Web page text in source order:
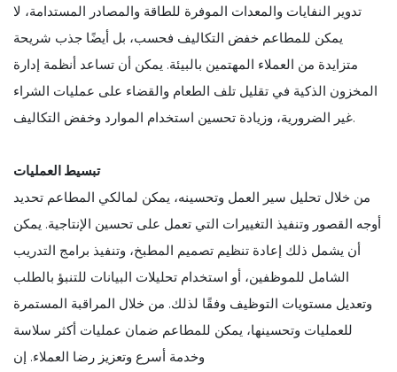
تدوير النفايات والمعدات الموفرة للطاقة والمصادر المستدامة، لا
يمكن للمطاعم خفض التكاليف فحسب، بل أيضًا جذب شريحة
متزايدة من العملاء المهتمين بالبيئة. يمكن أن تساعد أنظمة إدارة
المخزون الذكية في تقليل تلف الطعام والقضاء على عمليات الشراء
غير الضرورية، وزيادة تحسين استخدام الموارد وخفض التكاليف.
تبسيط العمليات
من خلال تحليل سير العمل وتحسينه، يمكن لمالكي المطاعم تحديد
أوجه القصور وتنفيذ التغييرات التي تعمل على تحسين الإنتاجية. يمكن
أن يشمل ذلك إعادة تنظيم تصميم المطبخ، وتنفيذ برامج التدريب
الشامل للموظفين، أو استخدام تحليلات البيانات للتنبؤ بالطلب
وتعديل مستويات التوظيف وفقًا لذلك. من خلال المراقبة المستمرة
للعمليات وتحسينها، يمكن للمطاعم ضمان عمليات أكثر سلاسة
وخدمة أسرع وتعزيز رضا العملاء. إن